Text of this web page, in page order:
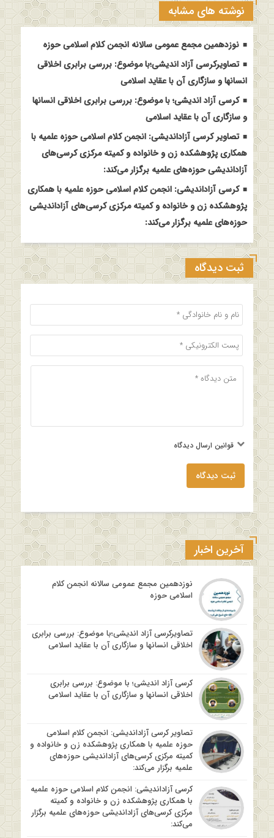
نوشته های مشابه
نوزدهمین مجمع عمومی سالانه انجمن کلام اسلامی حوزه
تصاویرکرسی آزاد اندیشی؛با موضوع: بررسی برابری اخلاقی
انسانها و سازگاری آن با عقاید اسلامی
کرسی آزاد اندیشی؛ با موضوع: بررسی برابری اخلاقی انسانها
و سازگاری آن با عقاید اسلامی
تصاویر کرسی آزاداندیشی: انجمن کلام اسلامی حوزه علمیه با
همکاری پژوهشکده زن و خانواده و کمیته مرکزی کرسی‌های
آزاداندیشی حوزه‌های علمیه برگزار می‌کند:
کرسی آزاداندیشی: انجمن کلام اسلامی حوزه علمیه با همکاری
پژوهشکده زن و خانواده و کمیته مرکزی کرسی‌های آزاداندیشی
حوزه‌های علمیه برگزار می‌کند:
ثبت دیدگاه
قوانین ارسال دیدگاه
ثبت دیدگاه
آخرین اخبار
نوزدهمین مجمع عمومی سالانه انجمن کلام
اسلامی حوزه
تصاویرکرسی آزاد اندیشی؛با موضوع: بررسی برابری
اخلاقی انسانها و سازگاری آن با عقاید اسلامی
کرسی آزاد اندیشی؛ با موضوع: بررسی برابری
اخلاقی انسانها و سازگاری آن با عقاید اسلامی
تصاویر کرسی آزاداندیشی: انجمن کلام اسلامی
حوزه علمیه با همکاری پژوهشکده زن و خانواده و
کمیته مرکزی کرسی‌های آزاداندیشی حوزه‌های
علمیه برگزار می‌کند:
کرسی آزاداندیشی: انجمن کلام اسلامی حوزه علمیه
با همکاری پژوهشکده زن و خانواده و کمیته
مرکزی کرسی‌های آزاداندیشی حوزه‌های علمیه برگزار
می‌کند: